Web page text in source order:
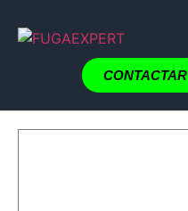
CONTACTAR